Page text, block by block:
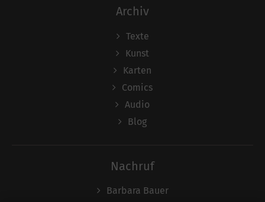
Archiv
Texte
Kunst
Karten
Comics
Audio
Blog
Nachruf
Barbara Bauer